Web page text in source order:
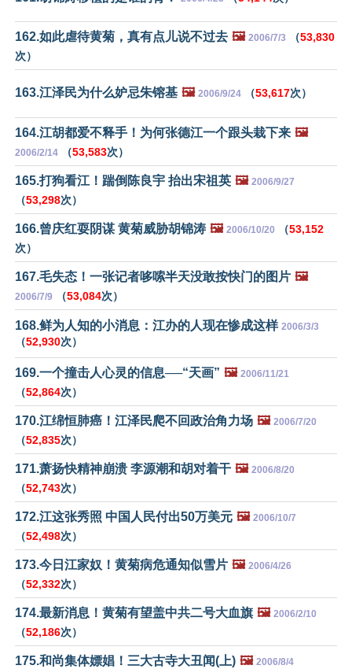
162.如此虐待黄菊，真有点儿说不过去 🖼️ 2006/7/3 （53,830
次）
163.江泽民为什么妒忌朱镕基 🖼️ 2006/9/24 （53,617次）
164.江胡都爱不释手！为何张德江一个跟头栽下来 🖼️
2006/2/14 （53,583次）
165.打狗看江！踹倒陈良宇 抬出宋祖英 🖼️ 2006/9/27
（53,298次）
166.曾庆红耍阴谋 黄菊威胁胡锦涛 🖼️ 2006/10/20 （53,152
次）
167.毛失态！一张记者哆嗦半天没敢按快门的图片 🖼️
2006/7/9 （53,084次）
168.鲜为人知的小消息：江办的人现在惨成这样 2006/3/3
（52,930次）
169.一个撞击人心灵的信息──“天画” 🖼️ 2006/11/21
（52,864次）
170.江绵恒肺癌！江泽民爬不回政治角力场 🖼️ 2006/7/20
（52,835次）
171.萧扬快精神崩溃 李源潮和胡对着干 🖼️ 2006/8/20
（52,743次）
172.江这张秀照 中国人民付出50万美元 🖼️ 2006/10/7
（52,498次）
173.今日江家奴！黄菊病危通知似雪片 🖼️ 2006/4/26
（52,332次）
174.最新消息！黄菊有望盖中共二号大血旗 🖼️ 2006/2/10
（52,186次）
175.和尚集体嫖娼！三大古寺大丑闻(上) 🖼️ 2006/8/4